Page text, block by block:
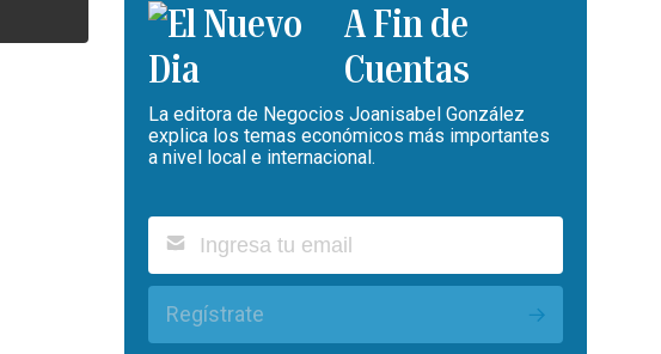
A Fin de
Cuentas
La editora de Negocios Joanisabel González
explica los temas económicos más importantes
a nivel local e internacional.
Regístrate